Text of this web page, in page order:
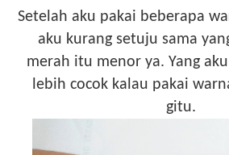
Setelah aku pakai beberapa
aku kurang setuju sama
merah itu menor ya. Yang
lebih cocok kalau pakai
gitu.